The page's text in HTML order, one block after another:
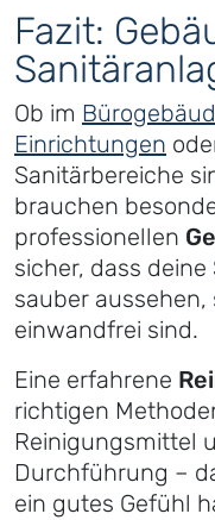
Fazit:
Ob im
Einrichtungen
Sanitärbereiche
brauchen
professionellen
sicher, dass
sauber
einwandfrei sind.
Eine erfahrene
richtigen
Reinigungsmittel
Durchführung –
ein gutes Gefühl